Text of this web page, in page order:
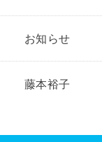
お知らせ
藤本裕子